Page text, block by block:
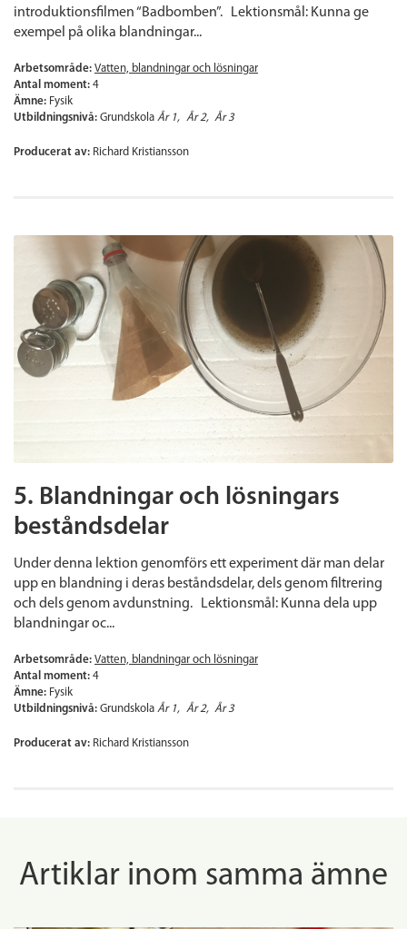
introduktionsfilmen “Badbomben”. Lektionsmål: Kunna ge
exempel på olika blandningar...
Arbetsområde: Vatten, blandningar och lösningar
Antal moment: 4
Ämne: Fysik
Utbildningsnivå: Grundskola År 1 År 2 År 3
Producerat av: Richard Kristiansson
5. Blandningar och lösningars
beståndsdelar
Under denna lektion genomförs ett experiment där man delar
upp en blandning i deras beståndsdelar, dels genom filtrering
och dels genom avdunstning. Lektionsmål: Kunna dela upp
blandningar oc...
Arbetsområde: Vatten, blandningar och lösningar
Antal moment: 4
Ämne: Fysik
Utbildningsnivå: Grundskola År 1 År 2 År 3
Producerat av: Richard Kristiansson
Artiklar inom samma ämne